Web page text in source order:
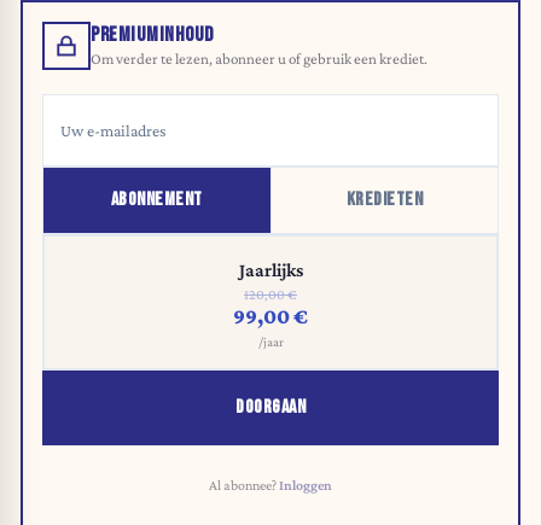
PREMIUMINHOUD
Om verder te lezen, abonneer u of gebruik een krediet.
ABONNEMENT KREDIETEN
Jaarlijks
120,00 €
99,00 €
/jaar
DOORGAAN
Al abonnee?Inloggen